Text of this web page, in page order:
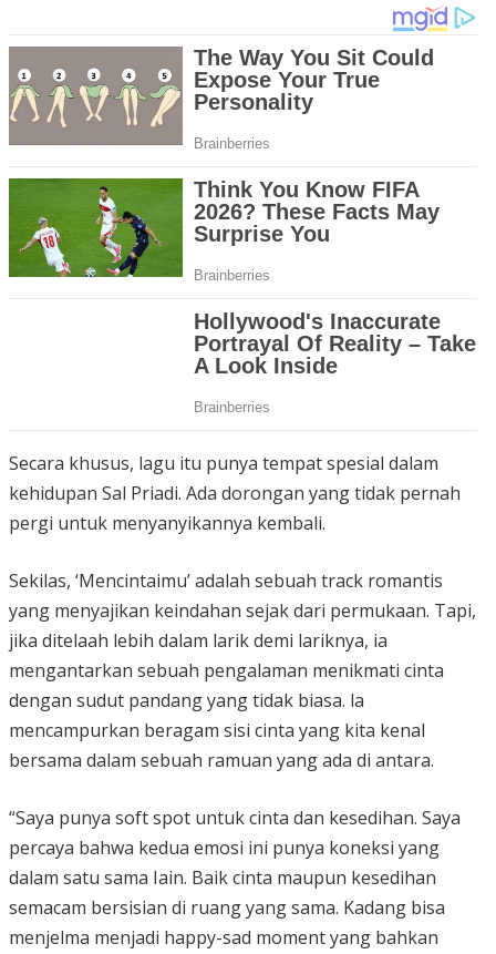
Secara khusus, lagu itu punya tempat spesial dalam
kehidupan Sal Priadi. Ada dorongan yang tidak pernah
pergi untuk menyanyikannya kembali.
Sekilas, ‘Mencintaimu’ adalah sebuah track romantis
yang menyajikan keindahan sejak dari permukaan. Tapi,
jika ditelaah lebih dalam larik demi lariknya, ia
mengantarkan sebuah pengalaman menikmati cinta
dengan sudut pandang yang tidak biasa. la
mencampurkan beragam sisi cinta yang kita kenal
bersama dalam sebuah ramuan yang ada di antara.
“Saya punya soft spot untuk cinta dan kesedihan. Saya
percaya bahwa kedua emosi ini punya koneksi yang
dalam satu sama Iain. Baik cinta maupun kesedihan
semacam bersisian di ruang yang sama. Kadang bisa
menjelma menjadi happy-sad moment yang bahkan